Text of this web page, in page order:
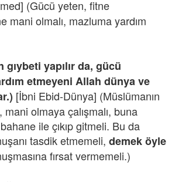
(Gücü yeten, fitne
mani olmalı, mazluma yardım
gıybeti yapılır da, gücü
etmeyeni Allah dünya ve
[İbni Ebid-Dünya] (Müslümanın
mani olmaya çalışmalı, buna
ile çıkıp gitmeli. Bu da
tasdik etmemeli, demek öyle
fırsat vermemeli.)